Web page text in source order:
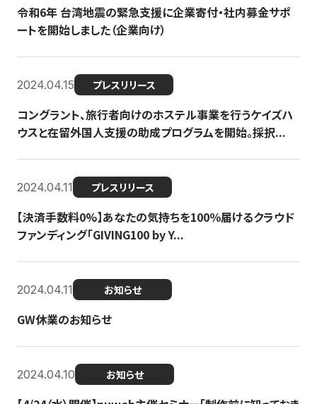
令和6年 台湾地震の緊急支援に企業寄付・社内募金サポ
ートを開始しました（企業向け）
2024.04.15 プレスリリース
コングラント、旅行者向けのホステル事業を行うケイズハ
ウスと在留外国人支援の助成プログラムを開始。採択...
2024.04.11 プレスリリース
【決済手数料0%】あなたの気持ちを100％届けるクラウド
ファンディング「GIVING100 by Y...
2024.04.11 お知らせ
GW休業のお知らせ
2024.04.10 お知らせ